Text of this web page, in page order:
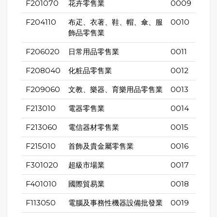
F201070 花卉零售業 0009
F204110
布疋、衣著、鞋、帽、傘、服
飾品零售業
0010
F206020 日常用品零售業 0011
F208040 化粧品零售業 0012
F209060 文教、樂器、育樂用品零售業 0013
F213010 電器零售業 0014
F213060 電信器材零售業 0015
F215010 首飾及貴金屬零售業 0016
F301020 超級市場業 0017
F401010 國際貿易業 0018
F113050 電腦及事務性機器設備批發業 0019